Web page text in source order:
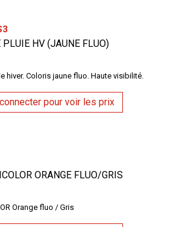
PLUIE HV (JAUNE FLUO)
hiver. Coloris jaune fluo. Haute visibilité.
pour voir les prix
ORANGE FLUO/GRIS
Orange fluo / Gris